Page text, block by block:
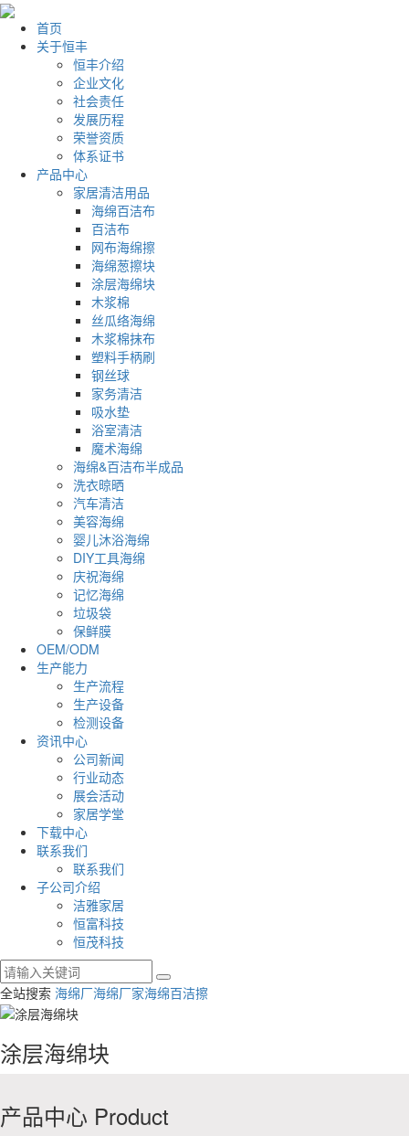
首页
关于恒丰
恒丰介绍
企业文化
社会责任
发展历程
荣誉资质
体系证书
产品中心
家居清洁用品
海绵百洁布
百洁布
网布海绵擦
海绵葱擦块
涂层海绵块
木浆棉
丝瓜络海绵
木浆棉抹布
塑料手柄刷
钢丝球
家务清洁
吸水垫
浴室清洁
魔术海绵
海绵&百洁布半成品
洗衣晾晒
汽车清洁
美容海绵
婴儿沐浴海绵
DIY工具海绵
庆祝海绵
记忆海绵
垃圾袋
保鲜膜
OEM/ODM
生产能力
生产流程
生产设备
检测设备
资讯中心
公司新闻
行业动态
展会活动
家居学堂
下载中心
联系我们
联系我们
子公司介绍
洁雅家居
恒富科技
恒茂科技
全站搜索 海绵厂海绵厂家海绵百洁擦
涂层海绵块
产品中心 Product